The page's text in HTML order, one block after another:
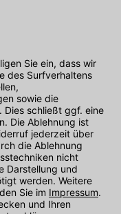
von 08:00 - 17:00
für Sie erreichbar.
nutzen.
finden Sie hier.